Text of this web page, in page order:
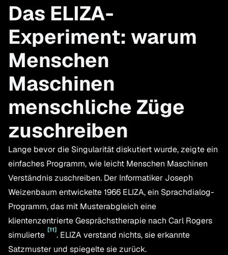
Das ELIZA-
Experiment: warum
Menschen
Maschinen
menschliche Züge
zuschreiben
Lange bevor die Singularität diskutiert wurde, zeigte ein
einfaches Programm, wie leicht Menschen Maschinen
Verständnis zuschreiben. Der Informatiker Joseph
Weizenbaum entwickelte 1966 ELIZA, ein Sprachdialog-
Programm, das mit Musterabgleich eine
klientenzentrierte Gesprächstherapie nach Carl Rogers
simulierte
[11]
. ELIZA verstand nichts, sie erkannte
Satzmuster und spiegelte sie zurück.